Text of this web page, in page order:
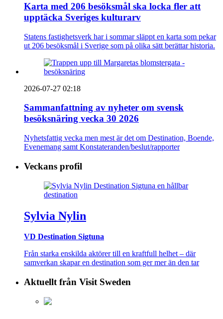
Karta med 206 besöksmål ska locka fler att
upptäcka Sveriges kulturarv
Statens fastighetsverk har i sommar släppt en karta som pekar
ut 206 besöksmål i Sverige som på olika sätt berättar historia.
2026-07-27 02:18
Sammanfattning av nyheter om svensk
besöksnäring vecka 30 2026
Nyhetsfattig vecka men mest är det om Destination, Boende,
Evenemang samt Konstateranden/beslut/rapporter
Veckans profil
Sylvia Nylin
VD Destination Sigtuna
Från starka enskilda aktörer till en kraftfull helhet – där
samverkan skapar en destination som ger mer än den tar
Aktuellt från Visit Sweden